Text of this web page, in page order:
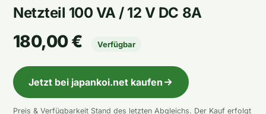
Netzteil 100 VA / 12 V DC 8A
180,00 € Verfügbar
Jetzt bei japankoi.net kaufen
Preis & Verfügbarkeit Stand des letzten Abgleichs. Der Kauf erfolgt